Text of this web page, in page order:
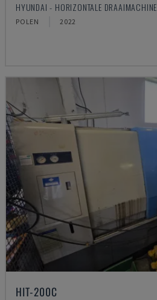
HYUNDAI - HORIZONTALE DRAAIMACHINE
POLEN 2022
HIT-200C